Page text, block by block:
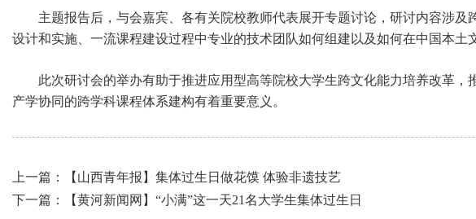
主题报告后，与会嘉宾、各有关院校教师代表展开专题讨论，研讨内容涉
设计和实施、一流课程建设过程中专业的技术团队如何组建以及如何在中国本土
此次研讨会的举办有助于推进应用型高等院校大学生跨文化能力培养改革
产学协同的跨学科课程体系建构有着重要意义。
上一篇：【山西青年报】集体过生日做花馍 体验非遗技艺
下一篇：【黄河新闻网】“小满”这一天21名大学生集体过生日